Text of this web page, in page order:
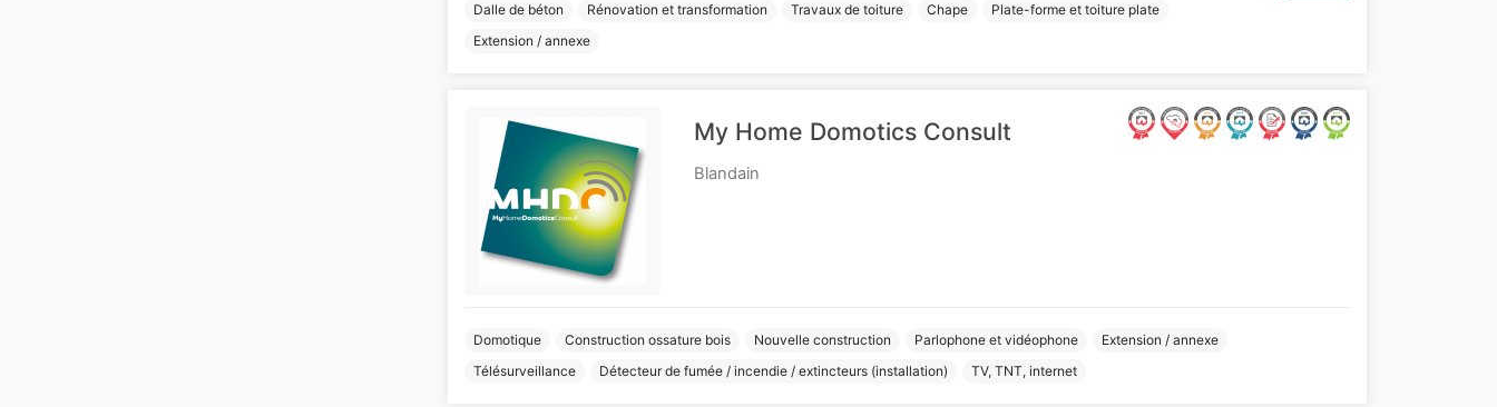
Dalle de béton
Rénovation et transformation Travaux de toiture Chape
Plate-forme et toiture plate
Extension / annexe
My Home Domotics Consult
Blandain
Domotique Construction ossature bois Nouvelle construction Parlophone et vidéophone
Extension / annexe
Télésurveillance
Détecteur de fumée / incendie / extincteurs (installation) TV, TNT, internet